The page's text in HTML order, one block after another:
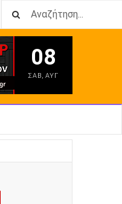
08
ΣΑΒ,ΑΥΓ